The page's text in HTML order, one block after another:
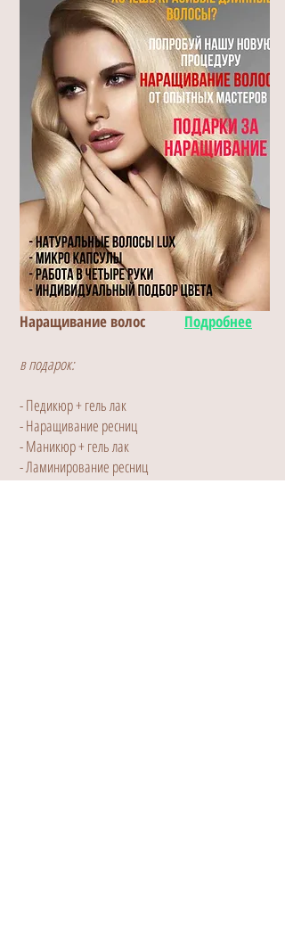
Наращивание волос Подробнее
в подарок:
- Педикюр + гель лак
- Наращивание ресниц
- Маникюр + гель лак
- Ламинирование ресниц
- Ламинирование бровей